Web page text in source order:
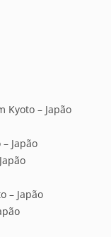
Kyoto – Japão
Japão
– Japão